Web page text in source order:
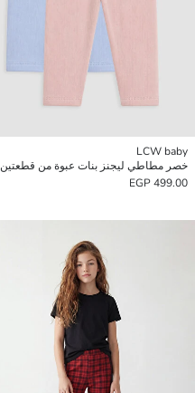
LCW baby
خصر مطاطي ليجنز بنات عبوة من قطعتين
499.00 EGP